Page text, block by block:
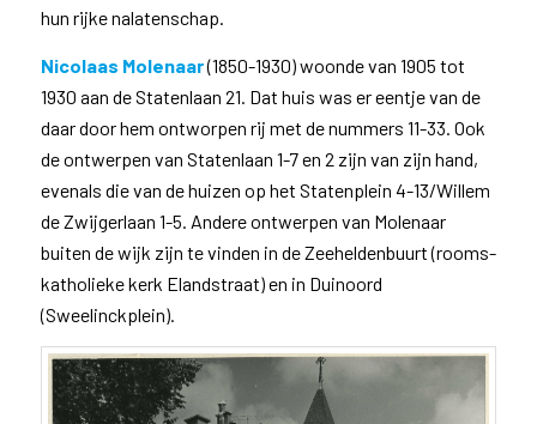
hun rijke nalatenschap.
Nicolaas Molenaar(1850-1930) woonde van 1905 tot
1930 aan de Statenlaan 21. Dat huis was er eentje van de
daar door hem ontworpen rij met de nummers 11-33. Ook
de ontwerpen van Statenlaan 1-7 en 2 zijn van zijn hand,
evenals die van de huizen op het Statenplein 4-13/Willem
de Zwijgerlaan 1-5. Andere ontwerpen van Molenaar
buiten de wijk zijn te vinden in de Zeeheldenbuurt (rooms-
katholieke kerk Elandstraat) en in Duinoord
(Sweelinckplein).